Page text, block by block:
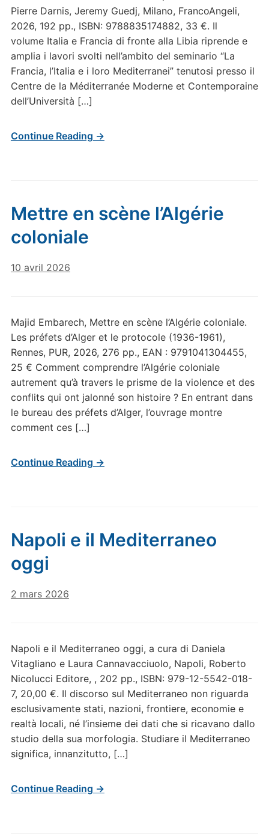
Pierre Darnis, Jeremy Guedj, Milano, FrancoAngeli,
2026, 192 pp., ISBN: 9788835174882, 33 €. Il
volume Italia e Francia di fronte alla Libia riprende e
amplia i lavori svolti nell’ambito del seminario “La
Francia, l’Italia e i loro Mediterranei” tenutosi presso il
Centre de la Méditerranée Moderne et Contemporaine
dell’Università […]
Continue Reading →
Mettre en scène l’Algérie
coloniale
10 avril 2026
Majid Embarech, Mettre en scène l’Algérie coloniale.
Les préfets d’Alger et le protocole (1936-1961),
Rennes, PUR, 2026, 276 pp., EAN : 9791041304455,
25 € Comment comprendre l’Algérie coloniale
autrement qu’à travers le prisme de la violence et des
conflits qui ont jalonné son histoire ? En entrant dans
le bureau des préfets d’Alger, l’ouvrage montre
comment ces […]
Continue Reading →
Napoli e il Mediterraneo
oggi
2 mars 2026
Napoli e il Mediterraneo oggi, a cura di Daniela
Vitagliano e Laura Cannavacciuolo, Napoli, Roberto
Nicolucci Editore, , 202 pp., ISBN: 979-12-5542-018-
7, 20,00 €. Il discorso sul Mediterraneo non riguarda
esclusivamente stati, nazioni, frontiere, economie e
realtà locali, né l’insieme dei dati che si ricavano dallo
studio della sua morfologia. Studiare il Mediterraneo
significa, innanzitutto, […]
Continue Reading →